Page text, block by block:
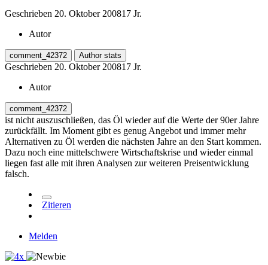
Geschrieben 20. Oktober 200817 Jr.
Autor
comment_42372 Author stats
Geschrieben 20. Oktober 200817 Jr.
Autor
comment_42372
ist nicht auszuschließen, das Öl wieder auf die Werte der 90er Jahre
zurückfällt. Im Moment gibt es genug Angebot und immer mehr
Alternativen zu Öl werden die nächsten Jahre an den Start kommen.
Dazu noch eine mittelschwere Wirtschaftskrise und wieder einmal
liegen fast alle mit ihren Analysen zur weiteren Preisentwicklung
falsch.
Zitieren
Melden